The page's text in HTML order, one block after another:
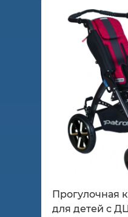
Прогулочная
для детей с